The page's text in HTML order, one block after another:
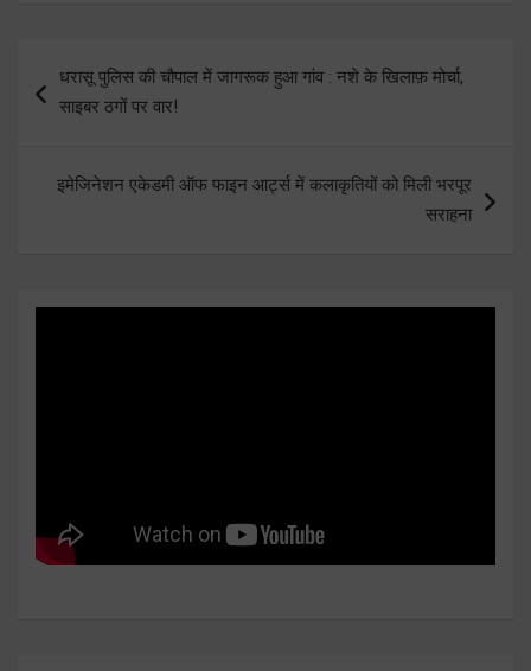
navigation
धरासू पुलिस की चौपाल में जागरूक हुआ गांव : नशे के खिलाफ़ मोर्चा,
साइबर ठगों पर वार!
इमेजिनेशन एकेडमी ऑफ फाइन आर्ट्स में कलाकृतियों को मिली भरपूर
सराहना